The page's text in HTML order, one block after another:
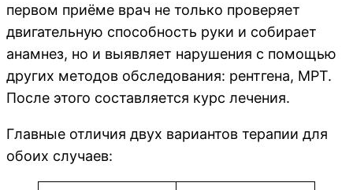
первом приёме врач не только проверяет
двигательную способность руки и собирает
анамнез, но и выявляет нарушения с помощью
других методов обследования: рентгена, МРТ.
После этого составляется курс лечения.
Главные отличия двух вариантов терапии для
обоих случаев: